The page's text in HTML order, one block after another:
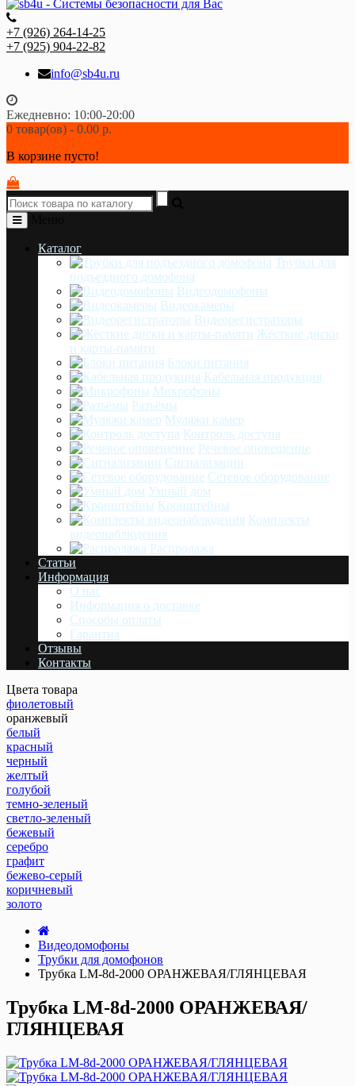
+7 (926) 264-14-25
+7 (925) 904-22-82
info@sb4u.ru
Ежедневно: 10:00-20:00
0 товар(ов) - 0.00 р.
В корзине пусто!
Каталог
Трубки для
подъездного домофона
Видеодомофоны
Видеокамеры
Видеорегистраторы
Жёсткие диски
и карты-памяти
Блоки питания
Кабельная продукция
Микрофоны
Разъёмы
Муляжи камер
Контроль доступа
Речевое оповещение
Сигнализации
Сетевое оборудование
Умный дом
Кронштейны
Комплекты
видеонаблюдения
Распродажа
Статьи
Информация
О нас
Информация о доставке
Cпособы оплаты
Гарантия
Отзывы
Контакты
Цвета товара
фиолетовый
оранжевый
белый
красный
черный
желтый
голубой
темно-зеленый
светло-зеленый
бежевый
серебро
графит
бежево-серый
коричневый
золото
Видеодомофоны
Трубки для домофонов
Трубка LM-8d-2000 ОРАНЖЕВАЯ/ГЛЯНЦЕВАЯ
Трубка LM-8d-2000 ОРАНЖЕВАЯ/
ГЛЯНЦЕВАЯ